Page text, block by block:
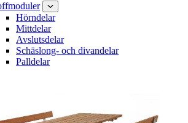
Hörndelar
Mittdelar
Avslutsdelar
Schäslong- och divandelar
Palldelar